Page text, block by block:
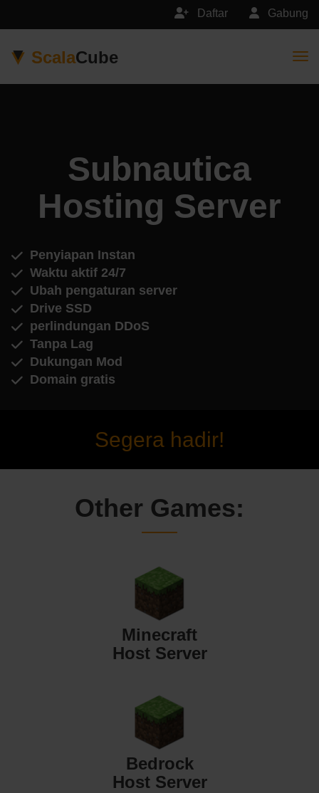
Gabung
Daftar
ScalaCube
Subnautica
Hosting Server
Penyiapan Instan
Waktu aktif 24/7
Ubah pengaturan server
Drive SSD
perlindungan DDoS
Tanpa Lag
Dukungan Mod
Domain gratis
Segera hadir!
Other Games:
Minecraft
Host Server
Bedrock
Host Server